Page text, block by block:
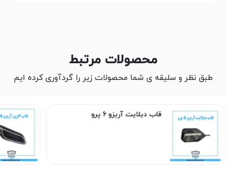
محصولات مرتبط
طبق نظر و سلیقه ی شما محصولات زیر را گردآوری کرده ایم
قاب دیلایت آریزو 6 پرو